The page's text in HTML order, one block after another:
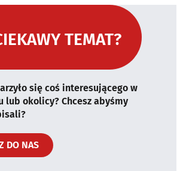
TEMAT?
się coś interesującego w
lub okolicy? Chcesz abyśmy
DO NAS